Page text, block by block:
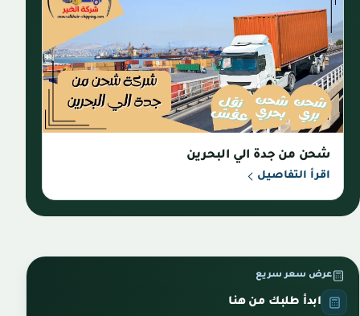
شحن من جدة الي البحرين
اقرأ التفاصيل
عرض سعر سريع
ابدأ طلبك من هنا